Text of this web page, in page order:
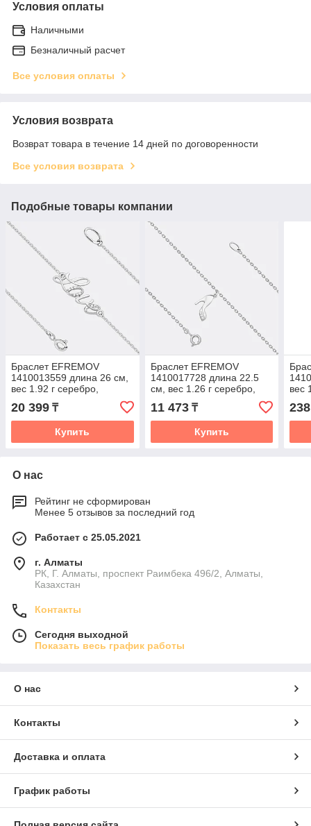
Условия оплаты
Наличными
Безналичный расчет
Все условия оплаты
Условия возврата
Возврат товара в течение 14 дней по договоренности
Все условия возврата
Подобные товары компании
Браслет EFREMOV
1410013559 длина 26 см,
вес 1.92 г серебро,
плетение якорное
20 399 ₸
Купить
Браслет EFREMOV
1410017728 длина 22.5
см, вес 1.26 г серебро,
плетение якорное
11 473₸
Купить
вес
О нас
Рейтинг не сформирован
Менее 5 отзывов за последний год
Работает с 25.05.2021
г. Алматы
РК, Г. Алматы, проспект Раимбека 496/2, Алматы,
Казахстан
Контакты
Сегодня выходной
Показать весь график работы
О нас
Контакты
Доставка и оплата
График работы